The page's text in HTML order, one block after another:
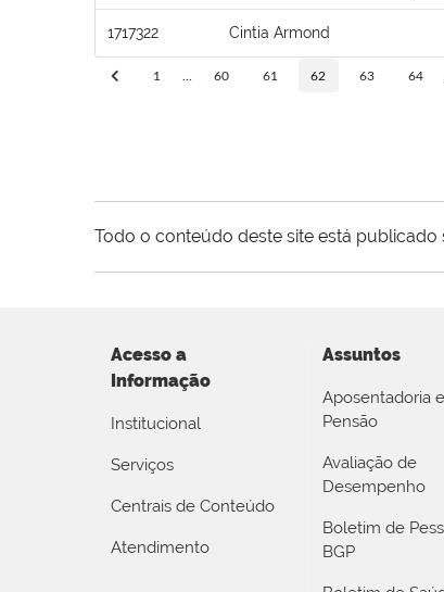
1717322 Cintia Armond
1 60 61 62 63 64
Todo o conteúdo deste site está publicado
Acesso a
Informação
Institucional
Serviços
Centrais de Conteúdo
Atendimento
Assuntos
Aposentadoria e
Pensão
Avaliação de
Desempenho
Boletim de
BGP